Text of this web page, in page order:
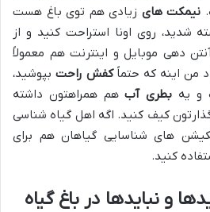
نیمکت های زیادی هم توی باغ هست
روی اونا استراحت کنید و از
دهی موبایل و اینترنت هم معمولاً
من اینه که حتماًکفش راحت بپوشید،
و یه بطری آبهم همراهتون داشته
کیف کنید. اگه اهل گیاه شناسی
های شناسایی گیاهان هم برای
کنید.
و نبایدها در باغ گیاه